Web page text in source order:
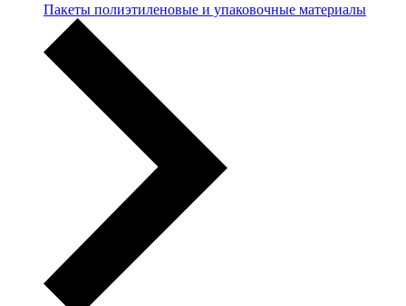
Пакеты полиэтиленовые и упаковочные материалы